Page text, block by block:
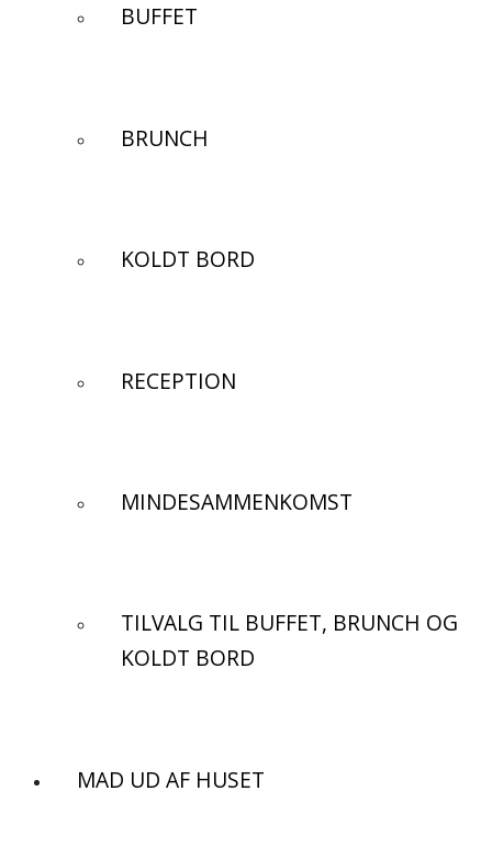
BUFFET
BRUNCH
KOLDT BORD
RECEPTION
MINDESAMMENKOMST
TILVALG TIL BUFFET, BRUNCH OG
KOLDT BORD
MAD UD AF HUSET